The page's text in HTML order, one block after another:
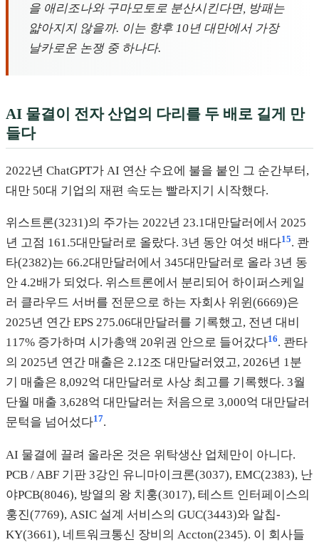
을 애리조나와 구마모토로 분산시킨다면, 방패는
얇아지지 않을까. 이는 향후 10년 대만에서 가장
날카로운 논쟁 중 하나다.
AI 물결이 전자 산업의 다리를 두 배로 길게 만
들다
2022년 ChatGPT가 AI 연산 수요에 불을 붙인 그 순간부터,
대만 50대 기업의 재편 속도는 빨라지기 시작했다.
위스트론(3231)의 주가는 2022년 23.1대만달러에서 2025
년 고점 161.5대만달러로 올랐다. 3년 동안 여섯 배다15. 콴
타(2382)는 66.2대만달러에서 345대만달러로 올라 3년 동
안 4.2배가 되었다. 위스트론에서 분리되어 하이퍼스케일
러 클라우드 서버를 전문으로 하는 자회사 위윈(6669)은
2025년 연간 EPS 275.06대만달러를 기록했고, 전년 대비
117% 증가하며 시가총액 20위권 안으로 들어갔다16. 콴타
의 2025년 연간 매출은 2.12조 대만달러였고, 2026년 1분
기 매출은 8,092억 대만달러로 사상 최고를 기록했다. 3월
단월 매출 3,628억 대만달러는 처음으로 3,000억 대만달러
문턱을 넘어섰다17.
AI 물결에 끌려 올라온 것은 위탁생산 업체만이 아니다.
PCB / ABF 기판 3강인 유니마이크론(3037), EMC(2383), 난
야PCB(8046), 방열의 왕 치훙(3017), 테스트 인터페이스의
훙진(7769), ASIC 설계 서비스의 GUC(3443)와 알칩-
KY(3661), 네트워크통신 장비의 Accton(2345). 이 회사들